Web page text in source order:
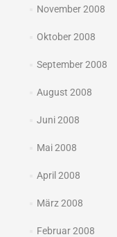
November 2008
Oktober 2008
September 2008
August 2008
Juni 2008
Mai 2008
April 2008
März 2008
Februar 2008